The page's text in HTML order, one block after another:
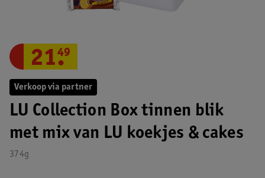
Verkoop via partner
LU Collection Box tinnen blik
met mix van LU koekjes & cakes
374g
21.
49